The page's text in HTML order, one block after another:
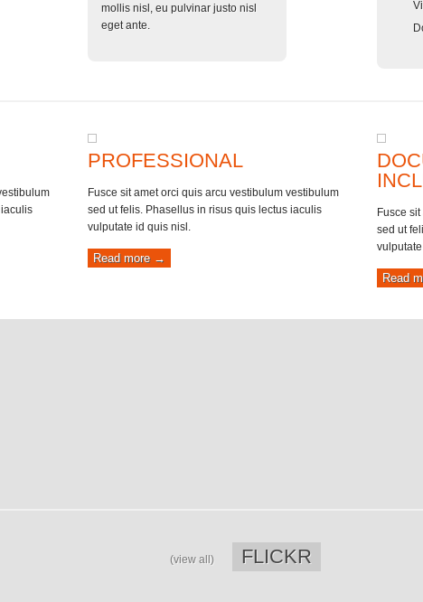
mollis nisl, eu pulvinar justo nisl
eget ante.
PROFESSIONAL
Fusce sit amet orci quis arcu vestibulum vestibulum
sed ut felis. Phasellus in risus quis lectus iaculis
vulputate id quis nisl.
Read more →
Fusce
sed ut
Read
(view all) FLICKR